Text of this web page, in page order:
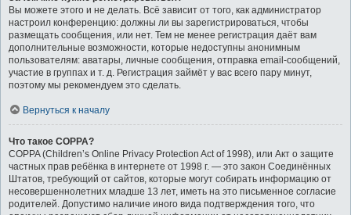
Вы можете этого и не делать. Всё зависит от того, как администратор
настроил конференцию: должны ли вы зарегистрироваться, чтобы
размещать сообщения, или нет. Тем не менее регистрация даёт вам
дополнительные возможности, которые недоступны анонимным
пользователям: аватары, личные сообщения, отправка email-сообщений,
участие в группах и т. д. Регистрация займёт у вас всего пару минут,
поэтому мы рекомендуем это сделать.
Вернуться к началу
Что такое COPPA?
COPPA (Children’s Online Privacy Protection Act of 1998), или Акт о защите
частных прав ребёнка в интернете от 1998 г. — это закон Соединённых
Штатов, требующий от сайтов, которые могут собирать информацию от
несовершеннолетних младше 13 лет, иметь на это письменное согласие
родителей. Допустимо наличие иного вида подтверждения того, что